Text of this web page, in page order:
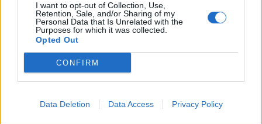
I want to opt-out of Collection, Use,
Retention, Sale, and/or Sharing of my
Personal Data that Is Unrelated with the
Purposes for which it was collected.
Opted Out
CONFIRM
Data Deletion Data Access Privacy Policy